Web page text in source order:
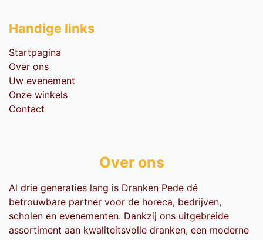
Handige li​nks
Startpagina
Over ons
Uw evenement
Onze winkels
Contact
Over ons
Al drie generaties lang is Dranken Pede dé
betrouwbare partner voor de horeca, bedrijven,
scholen en evenementen. Dankzij ons uitgebreide
assortiment aan kwaliteitsvolle dranken, een moderne